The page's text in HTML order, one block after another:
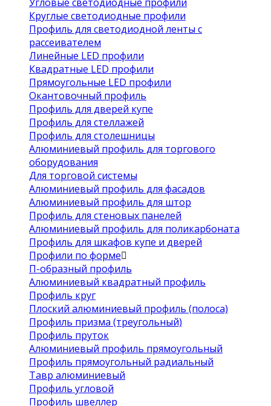
Круглые светодиодные профили
Профиль для светодиодной ленты с
рассеивателем
Линейные LED профили
Квадратные LED профили
Прямоугольные LED профили
Окантовочный профиль
Профиль для дверей купе
Профиль для стеллажей
Профиль для столешницы
Алюминиевый профиль для торгового
оборудования
Для торговой системы
Алюминиевый профиль для фасадов
Алюминиевый профиль для штор
Профиль для стеновых панелей
Алюминиевый профиль для поликарбоната
Профиль для шкафов купе и дверей
Профили по форме
П-образный профиль
Алюминиевый квадратный профиль
Профиль круг
Плоский алюминиевый профиль (полоса)
Профиль призма (треугольный)
Профиль пруток
Алюминиевый профиль прямоугольный
Профиль прямоугольный радиальный
Тавр алюминиевый
Профиль угловой
Профиль швеллер